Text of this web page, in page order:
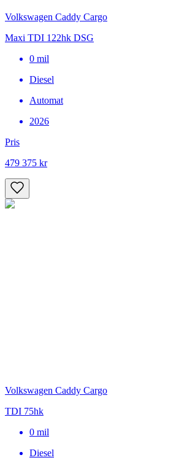
Volkswagen Caddy Cargo
Maxi TDI 122hk DSG
0 mil
Diesel
Automat
2026
Pris
479 375 kr
Volkswagen Caddy Cargo
TDI 75hk
0 mil
Diesel